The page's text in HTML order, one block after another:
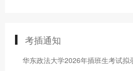
考插通知
华东政法大学2026年插班生考试拟